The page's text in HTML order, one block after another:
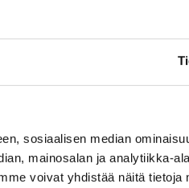
sosiaalisen median
mainosalan ja analytiikka-
voivat yhdistää näitä tietoja